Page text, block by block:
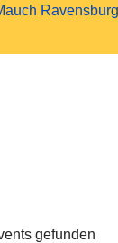
gefunden